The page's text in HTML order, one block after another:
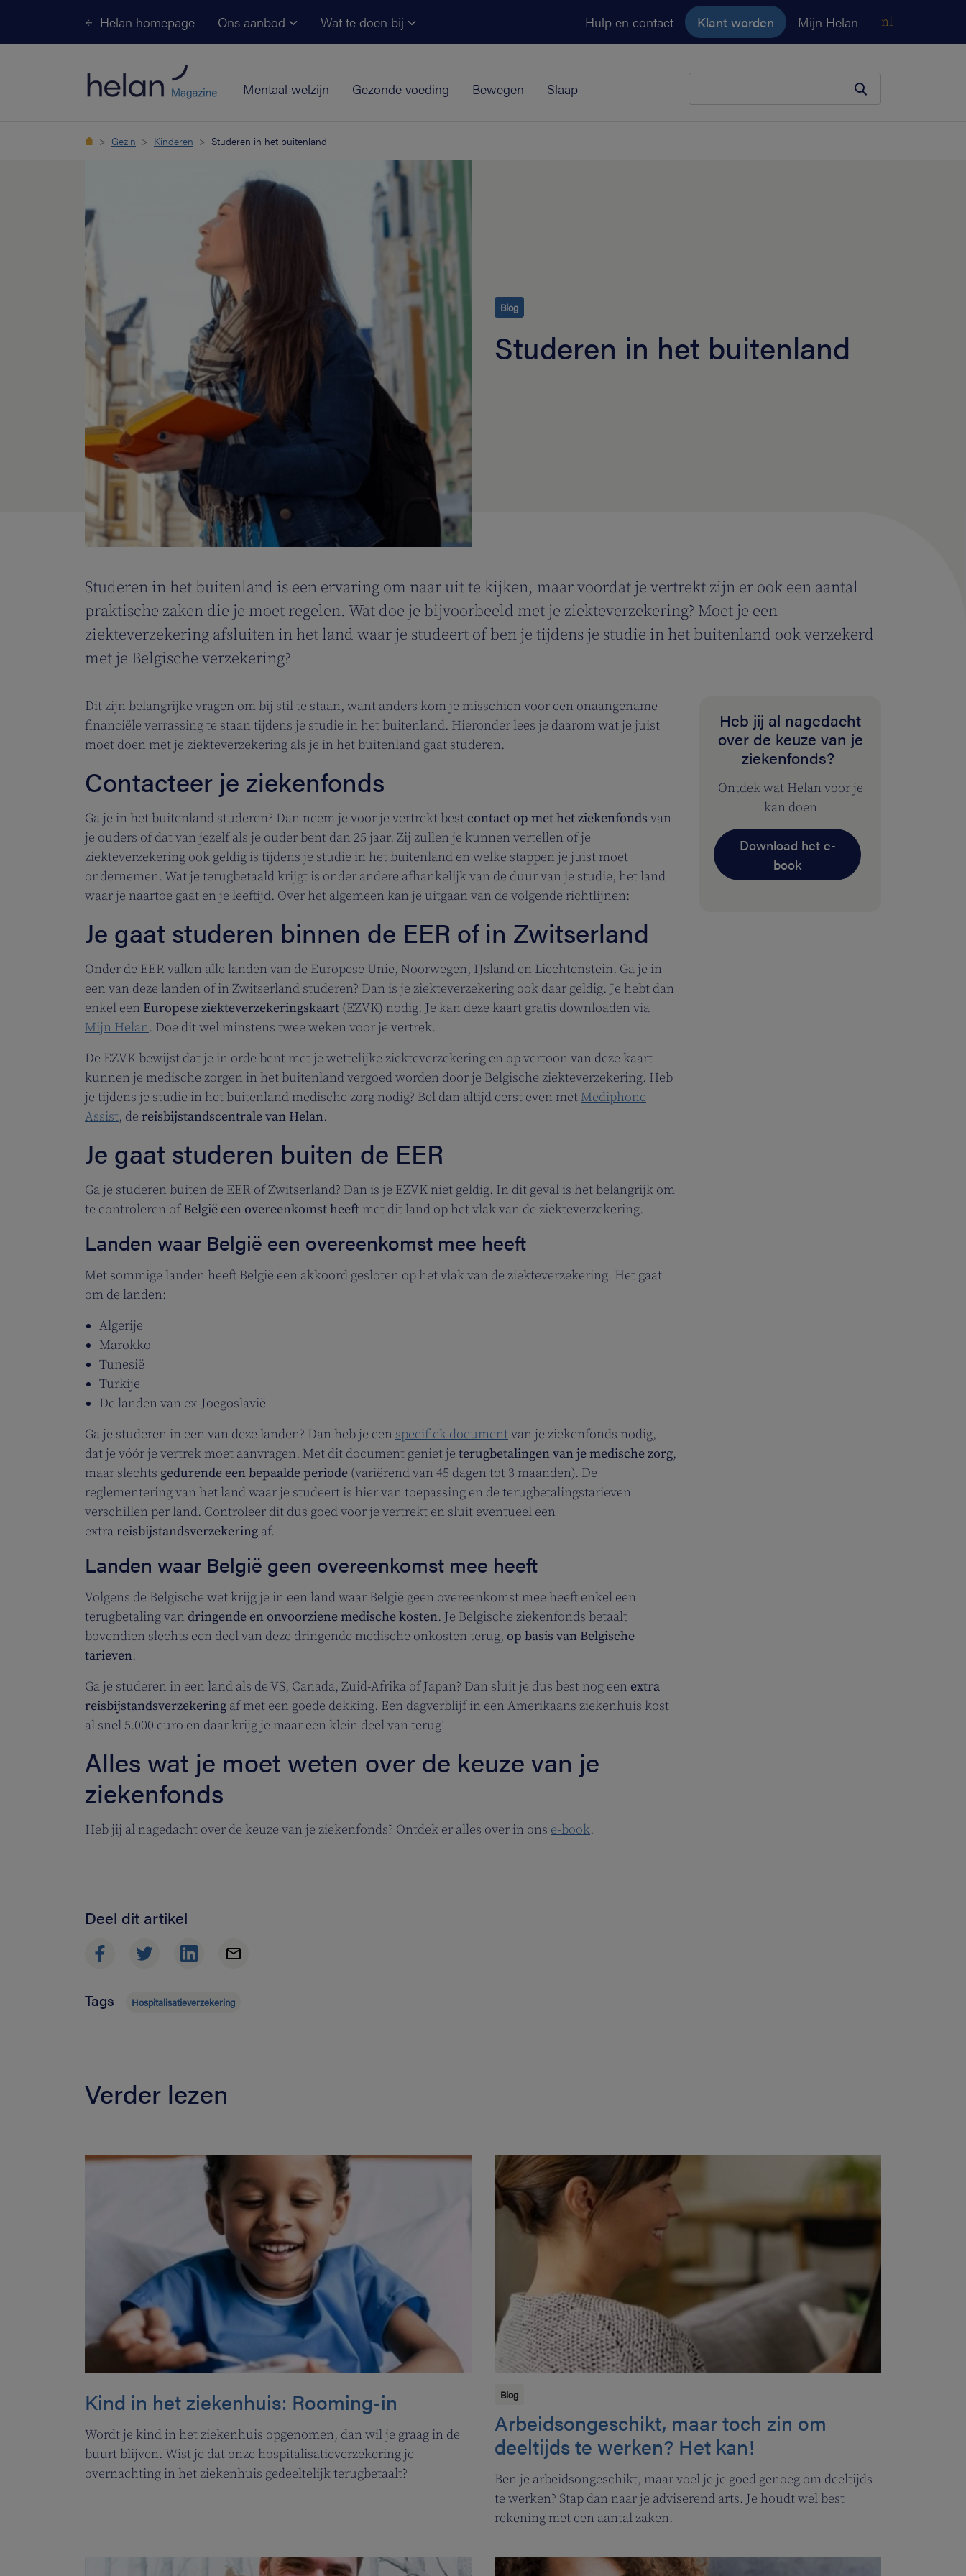
Helan homepage Ons aanbod Wat te doen bij Hulp en contact Klant worden Mijn Helan nl
Mentaal welzijn Gezonde voeding Bewegen Slaap
Gezin Kinderen Studeren in het buitenland
Blog
Studeren in het buitenland
Studeren in het buitenland is een ervaring om naar uit te kijken, maar voordat je vertrekt zijn er ook een aantal
praktische zaken die je moet regelen. Wat doe je bijvoorbeeld met je ziekteverzekering? Moet je een
ziekteverzekering afsluiten in het land waar je studeert of ben je tijdens je studie in het buitenland ook verzekerd
met je Belgische verzekering?
Dit zijn belangrijke vragen om bij stil te staan, want anders kom je misschien voor een onaangename
financiële verrassing te staan tijdens je studie in het buitenland. Hieronder lees je daarom wat je juist
moet doen met je ziekteverzekering als je in het buitenland gaat studeren.
Contacteer je ziekenfonds
Ga je in het buitenland studeren? Dan neem je voor je vertrekt bestcontact op met het ziekenfonds van
je ouders of dat van jezelf als je ouder bent dan 25 jaar. Zij zullen je kunnen vertellen of je
ziekteverzekering ook geldig is tijdens je studie in het buitenland en welke stappen je juist moet
ondernemen. Wat je terugbetaald krijgt is onder andere afhankelijk van de duur van je studie, het land
waar je naartoe gaat en je leeftijd. Over het algemeen kan je uitgaan van de volgende richtlijnen:
Je gaat studeren binnen de EER of in Zwitserland
Onder de EER vallen alle landen van de Europese Unie, Noorwegen, IJsland en Liechtenstein. Ga je in
een van deze landen of in Zwitserland studeren? Dan is je ziekteverzekering ook daar geldig. Je hebt dan
enkel een Europese ziekteverzekeringskaart (EZVK) nodig. Je kan deze kaart gratis downloaden via
Mijn Helan. Doe dit wel minstens twee weken voor je vertrek.
De EZVK bewijst dat je in orde bent met je wettelijke ziekteverzekering en op vertoon van deze kaart
kunnen je medische zorgen in het buitenland vergoed worden door je Belgische ziekteverzekering. Heb
je tijdens je studie in het buitenland medische zorg nodig? Bel dan altijd eerst even met Mediphone
Assist, de reisbijstandscentrale van Helan.
Je gaat studeren buiten de EER
Ga je studeren buiten de EER of Zwitserland? Dan is je EZVK niet geldig. In dit geval is het belangrijk om
te controleren ofBelgië een overeenkomst heeft met dit land op het vlak van de ziekteverzekering.
Landen waar België een overeenkomst mee heeft
Met sommige landen heeft België een akkoord gesloten op het vlak van de ziekteverzekering. Het gaat
om de landen:
Algerije
Marokko
Tunesië
Turkije
De landen van ex-Joegoslavië
Ga je studeren in een van deze landen? Dan heb je een specifiek documentvan je ziekenfonds nodig,
dat je vóór je vertrek moet aanvragen. Met dit document geniet je terugbetalingen van je medische zorg,
maar slechts gedurende een bepaalde periode (variërend van 45 dagen tot 3 maanden). De
reglementering van het land waar je studeert is hier van toepassing en de terugbetalingstarieven
verschillen per land. Controleer dit dus goed voor je vertrekt en sluit eventueel een
extrareisbijstandsverzekering af.
Landen waar België geen overeenkomst mee heeft
Volgens de Belgische wet krijg je in een land waar België geen overeenkomst mee heeft enkel een
terugbetaling van dringende en onvoorziene medische kosten. Je Belgische ziekenfonds betaalt
bovendien slechts een deel van deze dringende medische onkosten terug, op basis van Belgische
tarieven.
Ga je studeren in een land als de VS, Canada, Zuid-Afrika of Japan? Dan sluit je dus best nog een extra
reisbijstandsverzekering af met een goede dekking. Een dagverblijf in een Amerikaans ziekenhuis kost
al snel 5.000 euro en daar krijg je maar een klein deel van terug!
Alles wat je moet weten over de keuze van je
ziekenfonds
Heb jij al nagedacht over de keuze van je ziekenfonds? Ontdek er alles over in ons e-book.
Heb jij al nagedacht
over de keuze van je
ziekenfonds?
Ontdek wat Helan voor je
kan doen
Download het e-
book
Deel dit artikel
Tags Hospitalisatieverzekering
Verder lezen
Kind in het ziekenhuis: Rooming-in
Wordt je kind in het ziekenhuis opgenomen, dan wil je graag in de
buurt blijven. Wist je dat onze hospitalisatieverzekering je
overnachting in het ziekenhuis gedeeltelijk terugbetaalt?
Blog
Arbeidsongeschikt, maar toch zin om
deeltijds te werken? Het kan!
Ben je arbeidsongeschikt, maar voel je je goed genoeg om deeltijds
te werken? Stap dan naar je adviserend arts. Je houdt wel best
rekening met een aantal zaken.